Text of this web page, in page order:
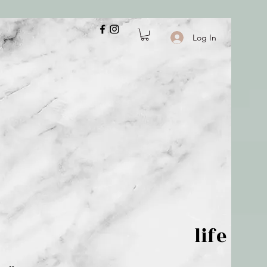
Log In
is but wind; life